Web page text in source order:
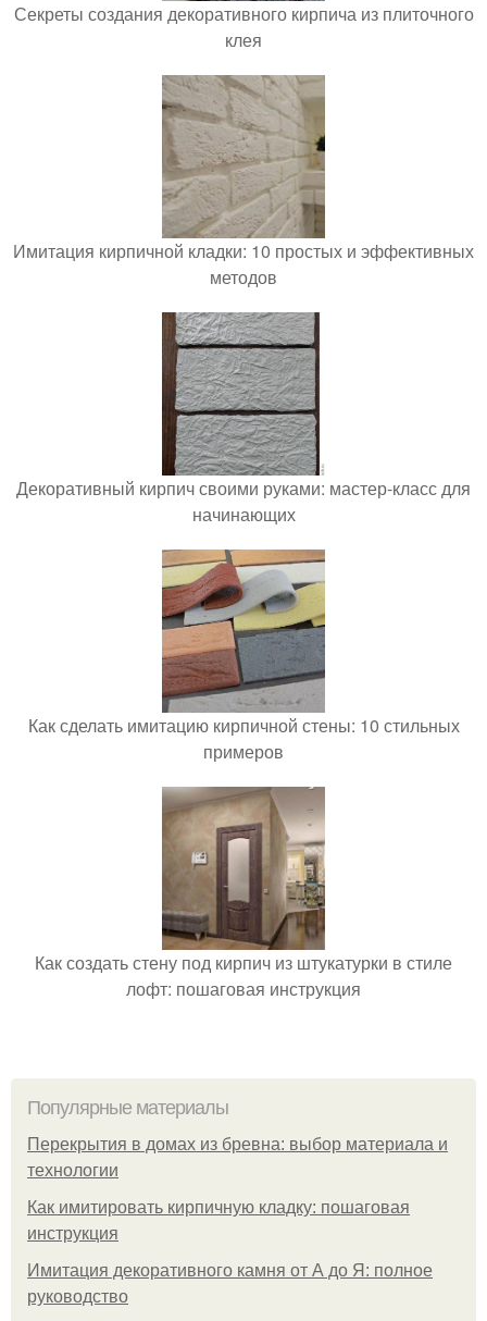
Секреты создания декоративного кирпича из плиточного
клея
Имитация кирпичной кладки: 10 простых и эффективных
методов
Декоративный кирпич своими руками: мастер-класс для
начинающих
Как сделать имитацию кирпичной стены: 10 стильных
примеров
Как создать стену под кирпич из штукатурки в стиле
лофт: пошаговая инструкция
Популярные материалы
Перекрытия в домах из бревна: выбор материала и
технологии
Как имитировать кирпичную кладку: пошаговая
инструкция
Имитация декоративного камня от А до Я: полное
руководство